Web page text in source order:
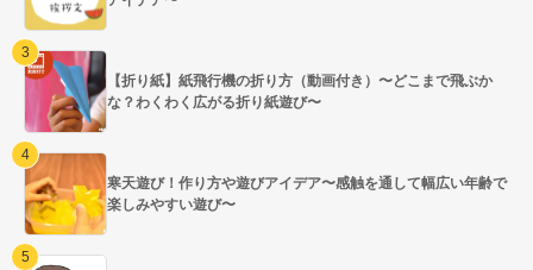
【折り紙】紙飛行機の折り方（動画付き）〜どこまで飛ぶか
な？わくわく広がる折り紙遊び〜
寒天遊び！作り方や遊びアイデア〜感触を通して幅広い年齢で
楽しみやすい遊び〜